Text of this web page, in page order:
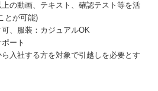
の動画、テキスト、確認テスト等を活
とが可能)
、服装：カジュアルOK
ート
入社する方を対象で引越しを必要とす